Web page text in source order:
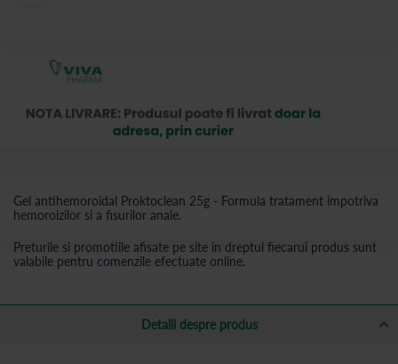
Gel antihemoroidal Proktoclean 25g - Formula tratament impotriva
hemoroizilor si a fisurilor anale.
Preturile si promotiile afisate pe site in dreptul fiecarui produs sunt
valabile pentru comenzile efectuate online.
Detalii despre produs